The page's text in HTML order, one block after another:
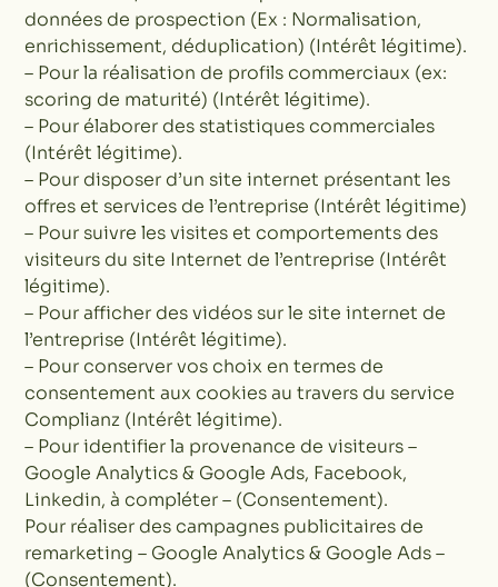
données de prospection (Ex : Normalisation,
enrichissement, déduplication) (Intérêt légitime).
– Pour la réalisation de profils commerciaux (ex:
scoring de maturité) (Intérêt légitime).
– Pour élaborer des statistiques commerciales
(Intérêt légitime).
– Pour disposer d’un site internet présentant les
offres et services de l’entreprise (Intérêt légitime)
– Pour suivre les visites et comportements des
visiteurs du site Internet de l’entreprise (Intérêt
légitime).
– Pour afficher des vidéos sur le site internet de
l’entreprise (Intérêt légitime).
– Pour conserver vos choix en termes de
consentement aux cookies au travers du service
Complianz (Intérêt légitime).
– Pour identifier la provenance de visiteurs –
Google Analytics & Google Ads, Facebook,
Linkedin, à compléter – (Consentement).
Pour réaliser des campagnes publicitaires de
remarketing – Google Analytics & Google Ads –
(Consentement).